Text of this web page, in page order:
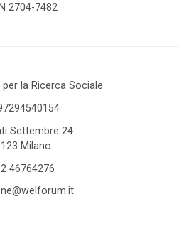
2704-7482
la Ricerca Sociale
Settembre 24
Milano
46764276